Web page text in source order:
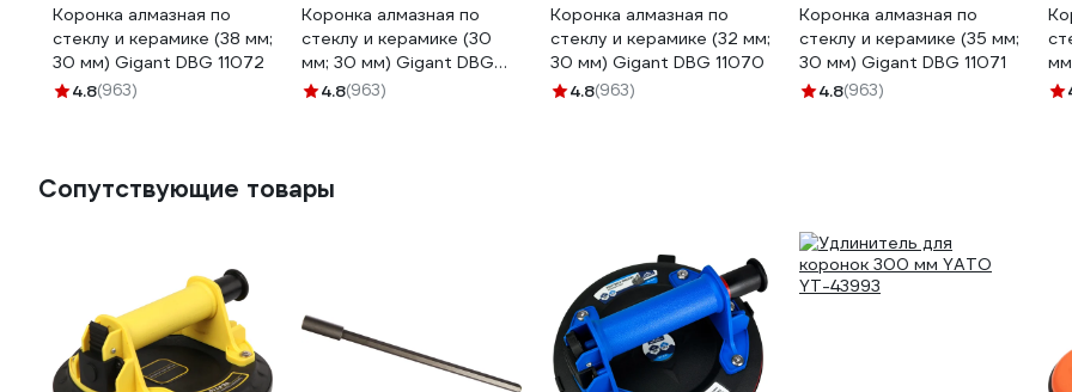
Коронка алмазная по
стеклу и керамике (38 мм;
30 мм) Gigant DBG 11072
4.8(963)
Коронка алмазная по
стеклу и керамике (30
мм; 30 мм) Gigant DBG
11069
4.8(963)
Коронка алмазная по
стеклу и керамике (32 мм;
30 мм) Gigant DBG 11070
4.8(963)
Коронка алмазная по
стеклу и керамике (35 мм;
30 мм) Gigant DBG 11071
4.8(963)
Сопутствующие товары